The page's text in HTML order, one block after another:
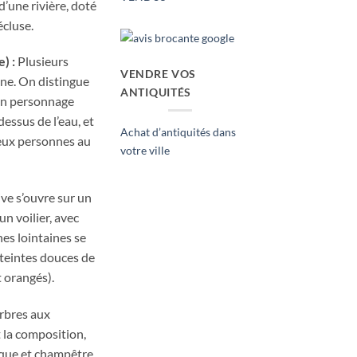
rivière, doté
:Plusieurs
On distingue
personnage
de l’eau, et
personnes au
s’ouvre sur un
voilier, avec
lointaines se
douces de
aux
la composition,
et champêtre
VENDRE VOS
ANTIQUITÉS
Achat d’antiquités dans
votre ville